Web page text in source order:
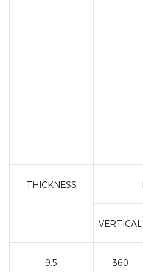
THICKNESS
VERTICAL
9.5 360